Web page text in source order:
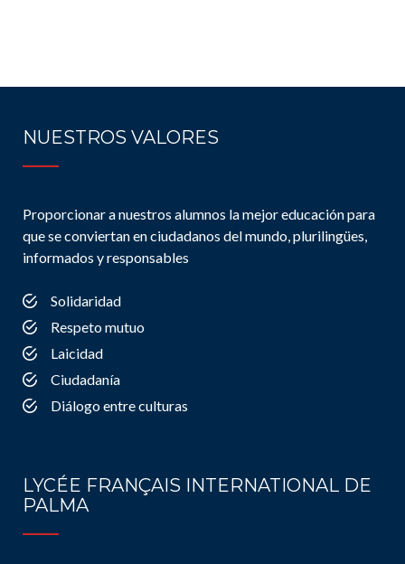
NUESTROS VALORES
Proporcionar a nuestros alumnos la mejor educación para
que se conviertan en ciudadanos del mundo, plurilingües,
informados y responsables
Solidaridad
Respeto mutuo
Laicidad
Ciudadanía
Diálogo entre culturas
LYCÉE FRANÇAIS INTERNATIONAL DE
PALMA